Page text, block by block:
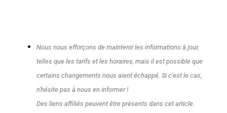
Nous nous efforçons de maintenir les informations à jour,
telles que les tarifs et les horaires, mais il est possible que
certains changements nous aient échappé. Si c'est le cas,
n'hésite pas à nous en informer !
Des liens affiliés peuvent être présents dans cet article.